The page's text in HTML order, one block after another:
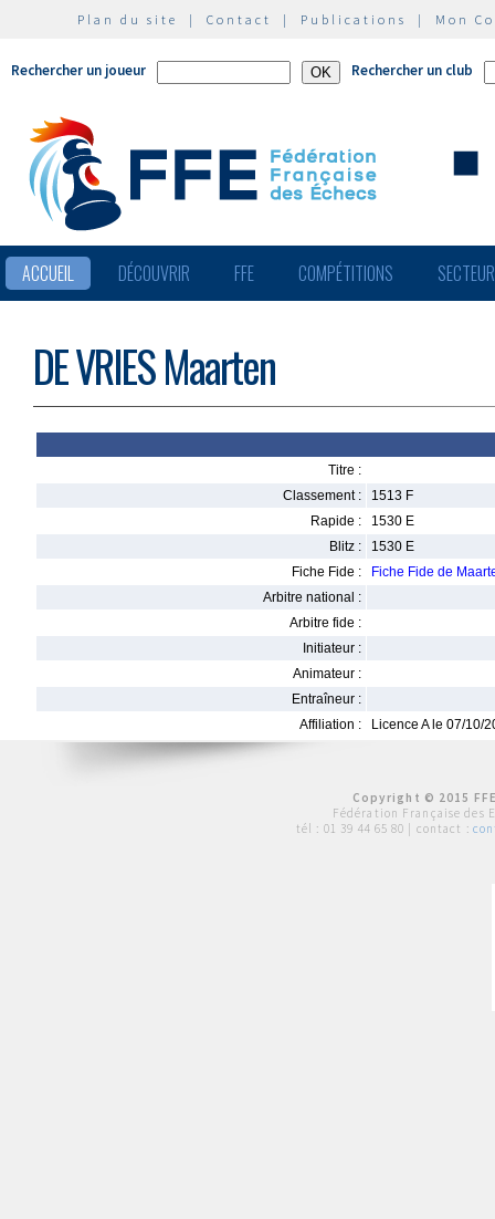
Plan du site | Contact | Publications | Mon
Rechercher un joueur Rechercher un club
ACCUEIL DÉCOUVRIR FFE COMPÉTITIONS
DE VRIES Maarten
Titre :
Classement :
1513 F
Rapide :
1530 E
Blitz :
1530 E
Fiche Fide :
Fiche Fide de
Arbitre national :
Arbitre fide :
Initiateur :
Animateur :
Entraîneur :
Affiliation :
Licence A le 07/10/
Copyright © 2015
Fédération Française des
tél : 01 39 44 65 80 | contact :